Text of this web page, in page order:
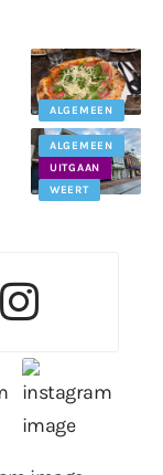
ALGEMEEN
ALGEMEEN
UITGAAN
WEERT